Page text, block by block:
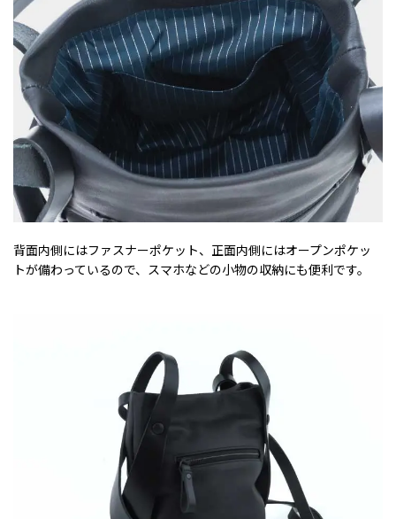
背面内側にはファスナーポケット、正面内側にはオープンポケッ
トが備わっているので、スマホなどの小物の収納にも便利です。